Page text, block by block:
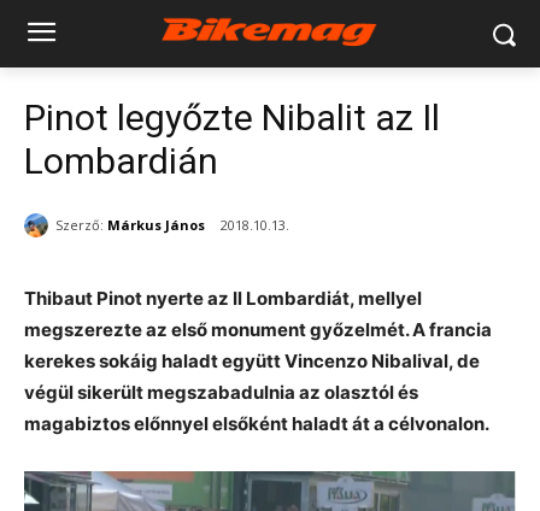
Pinot legyőzte Nibalit az Il
Lombardián
Szerző: Márkus János 2018.10.13.
Thibaut Pinot nyerte az Il Lombardiát, mellyel
megszerezte az első monument győzelmét. A francia
kerekes sokáig haladt együtt Vincenzo Nibalival, de
végül sikerült megszabadulnia az olasztól és
magabiztos előnnyel elsőként haladt át a célvonalon.